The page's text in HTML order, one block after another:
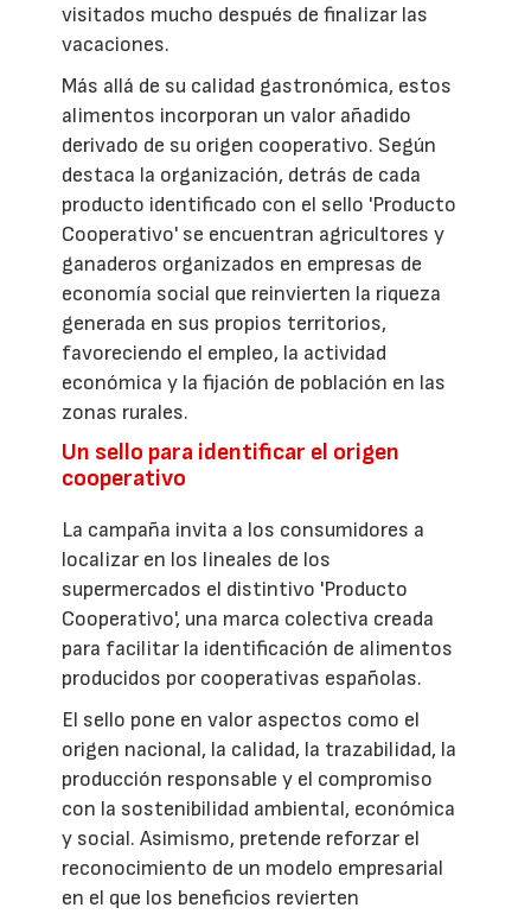
visitados mucho después de finalizar las
vacaciones.
Más allá de su calidad gastronómica, estos
alimentos incorporan un valor añadido
derivado de su origen cooperativo. Según
destaca la organización, detrás de cada
producto identificado con el sello 'Producto
Cooperativo' se encuentran agricultores y
ganaderos organizados en empresas de
economía social que reinvierten la riqueza
generada en sus propios territorios,
favoreciendo el empleo, la actividad
económica y la fijación de población en las
zonas rurales.
Un sello para identificar el origen
cooperativo
La campaña invita a los consumidores a
localizar en los lineales de los
supermercados el distintivo 'Producto
Cooperativo', una marca colectiva creada
para facilitar la identificación de alimentos
producidos por cooperativas españolas.
El sello pone en valor aspectos como el
origen nacional, la calidad, la trazabilidad, la
producción responsable y el compromiso
con la sostenibilidad ambiental, económica
y social. Asimismo, pretende reforzar el
reconocimiento de un modelo empresarial
en el que los beneficios revierten